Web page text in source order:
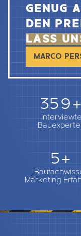
GENUG
DEN
LASS
MARCO
362+
5+
Marketing